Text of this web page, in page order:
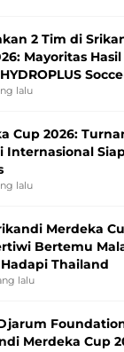
2 Tim di
Mayoritas Hasil
lalu
Cup 2026:
Internasional
lalu
Merdeka
Bertemu
Thailand
lalu
Merdeka Cup